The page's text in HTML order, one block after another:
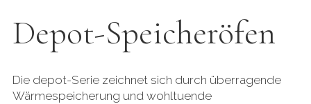
Depot-Speicheröfen
Die depot-Serie zeichnet sich durch überragende
Wärmespeicherung und wohltuende